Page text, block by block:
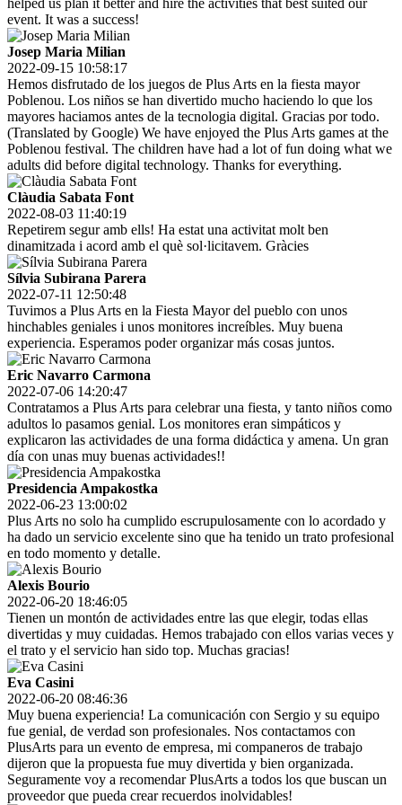
helped us plan it better and hire the activities that best suited our
event. It was a success!
Josep Maria Milian
2022-09-15 10:58:17
Hemos disfrutado de los juegos de Plus Arts en la fiesta mayor
Poblenou. Los niños se han divertido mucho haciendo lo que los
mayores haciamos antes de la tecnologia digital. Gracias por todo.
(Translated by Google) We have enjoyed the Plus Arts games at the
Poblenou festival. The children have had a lot of fun doing what we
adults did before digital technology. Thanks for everything.
Clàudia Sabata Font
2022-08-03 11:40:19
Repetirem segur amb ells! Ha estat una activitat molt ben
dinamitzada i acord amb el què sol·licitavem. Gràcies
Sílvia Subirana Parera
2022-07-11 12:50:48
Tuvimos a Plus Arts en la Fiesta Mayor del pueblo con unos
hinchables geniales i unos monitores increíbles. Muy buena
experiencia. Esperamos poder organizar más cosas juntos.
Eric Navarro Carmona
2022-07-06 14:20:47
Contratamos a Plus Arts para celebrar una fiesta, y tanto niños como
adultos lo pasamos genial. Los monitores eran simpáticos y
explicaron las actividades de una forma didáctica y amena. Un gran
día con unas muy buenas actividades!!
Presidencia Ampakostka
2022-06-23 13:00:02
Plus Arts no solo ha cumplido escrupulosamente con lo acordado y
ha dado un servicio excelente sino que ha tenido un trato profesional
en todo momento y detalle.
Alexis Bourio
2022-06-20 18:46:05
Tienen un montón de actividades entre las que elegir, todas ellas
divertidas y muy cuidadas. Hemos trabajado con ellos varias veces y
el trato y el servicio han sido top. Muchas gracias!
Eva Casini
2022-06-20 08:46:36
Muy buena experiencia! La comunicación con Sergio y su equipo
fue genial, de verdad son profesionales. Nos contactamos con
PlusArts para un evento de empresa, mi companeros de trabajo
dijeron que la propuesta fue muy divertida y bien organizada.
Seguramente voy a recomendar PlusArts a todos los que buscan un
proveedor que pueda crear recuerdos inolvidables!